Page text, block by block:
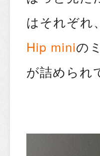
はそれぞれ、
Hip miniの
が詰められ